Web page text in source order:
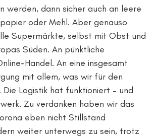
werden, dann sicher auch an leere
oder Mehl. Aber genauso
Supermärkte, selbst mit Obst und
Süden. An pünktliche
Handel. An eine insgesamt
mit allem, was wir für den
Logistik hat funktioniert – und
Zu verdanken haben wir das
eben nicht Stillstand
weiter unterwegs zu sein, trotz